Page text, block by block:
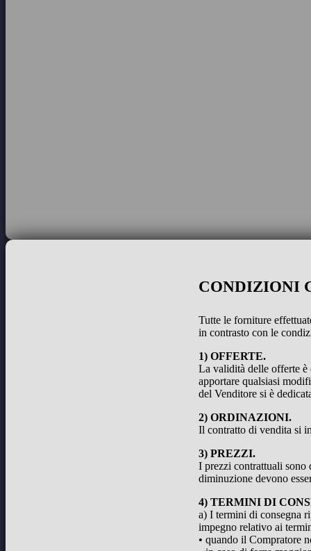
CONDIZIONI
Tutte le forniture
in contrasto con le
1) OFFERTE.
La validità delle offerte
apportare qualsiasi
del Venditore si è
2) ORDINAZIONI.
Il contratto di vendita si
3) PREZZI.
I prezzi contrattuali sono
diminuzione devono
4) TERMINI DI
a) I termini di consegna
impegno relativo ai
• quando il Compratore